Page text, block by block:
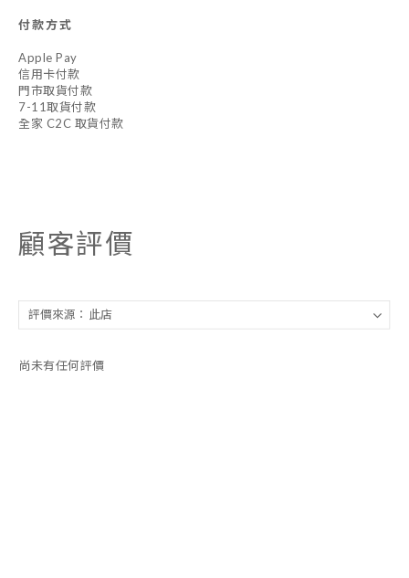
付款方式
Apple Pay
信用卡付款
門市取貨付款
7-11取貨付款
全家 C2C 取貨付款
顧客評價
尚未有任何評價